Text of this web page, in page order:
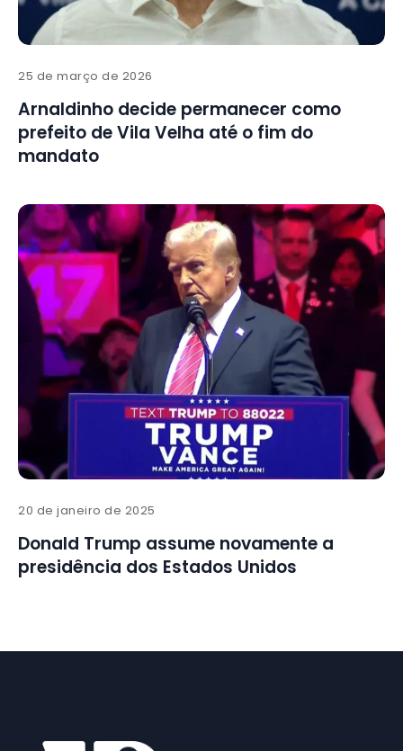
25 de março de 2026
Arnaldinho decide permanecer como
prefeito de Vila Velha até o fim do
mandato
20 de janeiro de 2025
Donald Trump assume novamente a
presidência dos Estados Unidos